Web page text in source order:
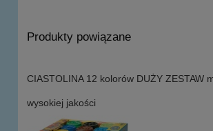
Produkty powiązane
CIASTOLINA 12 kolorów DUŻY ZESTAW
wysokiej jakości